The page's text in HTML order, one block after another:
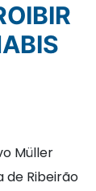
Müller
de Ribeirão